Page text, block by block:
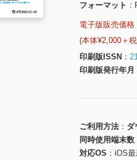
フォーマット
電子版販売価格
(本体¥2,000＋
印刷版ISSN
印刷版発行年月
ご利用方法
ダ
同時使用端末数
対応OS
iOS